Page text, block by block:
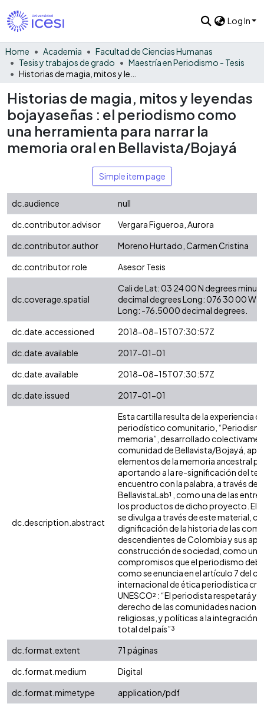
Log In
Home Academia
Facultad de Ciencias Humanas
Tesis y trabajos de grado
Maestría en Periodismo - Tesis
Historias de magia, mitos y leyendas
bojayaseñas : el periodismo como
una herramienta para narrar la
memoria oral en Bellavista/Bojayá
Simple item page
dc.audience
null
dc.contributor.advisor
Vergara Figueroa, Aurora
dc.contributor.author
Moreno Hurtado, Carmen Cristina
dc.contributor.role
Asesor Tesis
dc.coverage.spatial
Cali de Lat: 03 24 00 N degrees
decimal degrees Long: 076 30 00 W
Long: -76.5000 decimal degrees.
dc.date.accessioned
2018-08-15T07:30:57Z
dc.date.available
2017-01-01
dc.date.available
2018-08-15T07:30:57Z
dc.date.issued
2017-01-01
dc.description.abstract
Esta cartilla resulta de la experiencia
periodístico comunitario,
memoria”, desarrollado
comunidad de Bellavista/Bojayá,
elementos de la memoria ancestral
aportando a la re-significación del
encuentro con la palabra, a través
BellavistaLab¹ , como una de las
los productos de dicho proyecto. El
se divulga a través de este material,
dignificación de la historia de las
descendientes de Colombia y sus
construcción de sociedad, como uno
compromisos que el periodismo
como se enuncia en el artículo 7 del
internacional de ética periodística
UNESCO² : “El periodista respetará y
derecho de las comunidades
religiosas, y políticas a la integración
total del país”³
dc.format.extent
71 páginas
dc.format.medium
Digital
dc.format.mimetype
application/pdf